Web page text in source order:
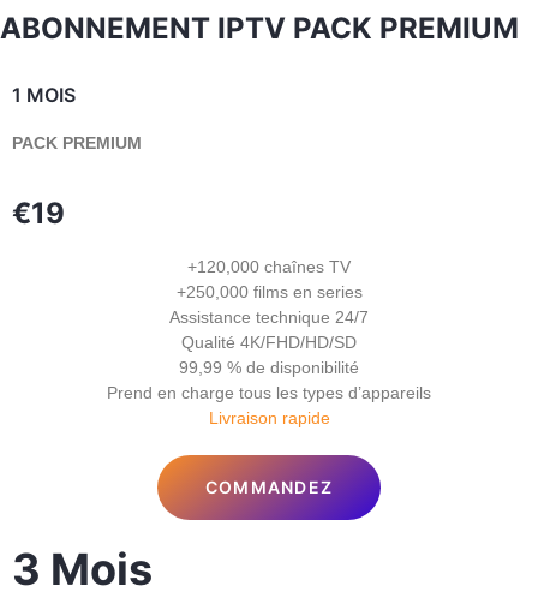
ABONNEMENT IPTV PACK PREMIUM
1 MOIS
PACK PREMIUM
€19
+120,000 chaînes TV
+250,000 films en series
Assistance technique 24/7
Qualité 4K/FHD/HD/SD
99,99 % de disponibilité
Prend en charge tous les types d’appareils
Livraison rapide
COMMANDEZ
3 Mois